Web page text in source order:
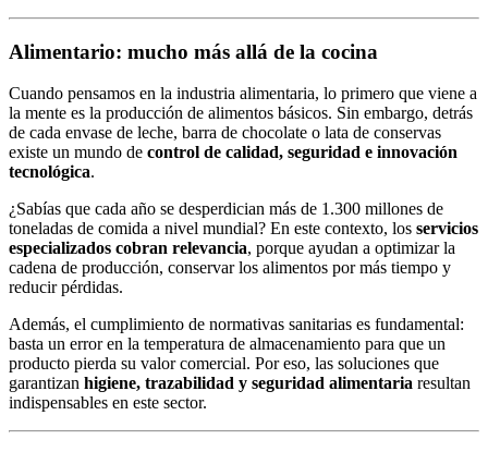
Alimentario: mucho más allá de la cocina
Cuando pensamos en la industria alimentaria, lo primero que viene a
la mente es la producción de alimentos básicos. Sin embargo, detrás
de cada envase de leche, barra de chocolate o lata de conservas
existe un mundo de control de calidad, seguridad e innovación
tecnológica.
¿Sabías que cada año se desperdician más de 1.300 millones de
toneladas de comida a nivel mundial? En este contexto, los servicios
especializados cobran relevancia, porque ayudan a optimizar la
cadena de producción, conservar los alimentos por más tiempo y
reducir pérdidas.
Además, el cumplimiento de normativas sanitarias es fundamental:
basta un error en la temperatura de almacenamiento para que un
producto pierda su valor comercial. Por eso, las soluciones que
garantizan higiene, trazabilidad y seguridad alimentaria resultan
indispensables en este sector.